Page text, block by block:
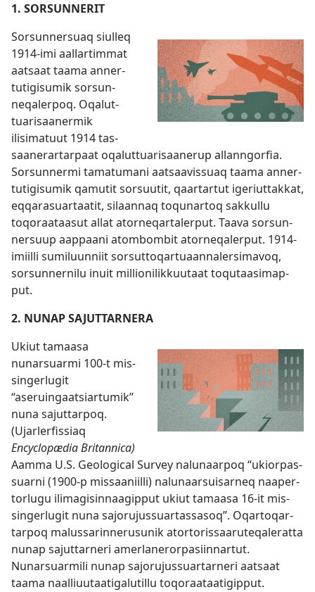
1. SORSUNNERIT
Sorsun­nersuaq siul­leq
1914-imi aal­lar­tim­mat
aatsaat taama an­ner­
tutigisumik sorsun­
neqaler­poq. Oqalut­
tuarisaanermik
ilisimatuut 1914 tas­
saanerar­tar­paat oqalut­tuarisaanerup al­lan­ngorfia.
Sorsun­nermi tamatumani aatsaavis­suaq taama an­ner­
tutigisumik qamutit sorsuutit, qaar­tar­tut igeriut­tak­kat,
eq­qarasuar­taatit, silaan­naq toqunar­toq sak­kul­lu
toqoraataasut al­lat ator­neqar­taler­put. Taava sorsun­
nersuup aap­paani atombombit ator­neqaler­put. 1914-
imiil­li sumiluun­niit sorsut­toqar­tuaan­nalersimavoq,
sorsun­ner­nilu inuit mil­lionilik­kuutaat toqutaasimap­
put.
2. NUNAP SAJUTTARNERA
Ukiut tamaasa
nunarsuarmi 100-t mis­
singerlugit
“aseruingaatsiar­tumik”
nuna sajut­tar­poq.
(Ujarlerfis­siaq
Encyclopædia Britannica)
Aam­ma U.S. Geological Survey nalunaar­poq “ukior­pas­
suar­ni (1900-p mis­saaniil­li) nalunaarsuisar­neq naaper­
torlugu ilimagisin­naagip­put ukiut tamaasa 16-it mis­
singerlugit nuna sajorujus­suar­tas­sasoq”. Oqar­toqar­
tar­poq malus­sarin­nerusunik ator­toris­saaruteqalerat­ta
nunap sajut­tar­neri amerlaneror­pasiin­nar­tut.
Nunarsuarmili nunap sajorujus­suar­tar­neri aatsaat
taama naal­liuutaatigalutil­lu toqoraataatigip­put.